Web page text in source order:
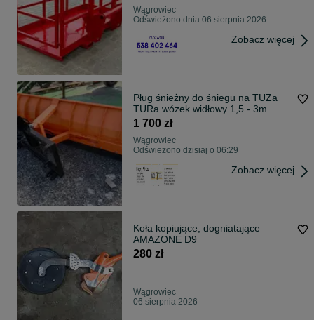
Wągrowiec
Odświeżono dnia 06 sierpnia 2026
Zobacz więcej
Pług śnieżny do śniegu na TUZa
TURa wózek widłowy 1,5 - 3m
Dowozimy
1 700 zł
Wągrowiec
Odświeżono dzisiaj o 06:29
Zobacz więcej
Koła kopiujące, dogniatające
AMAZONE D9
280 zł
Wągrowiec
06 sierpnia 2026